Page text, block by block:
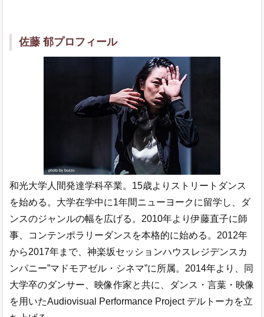
佐藤 郁プロフィール
和光大学人間発達学科卒業。15歳よりストリートダンス
を始める。大学在学中に1年間ニューヨークに留学し、ダ
ンスのジャンルの幅を広げる。2010年より伊藤直子に師
事、コンテンポラリーダンスを本格的に始める。2012年
から2017年まで、神楽坂セッションハウスレジデンスカ
ンパニー”マドモアゼル・シネマ”に所属。2014年より、同
大学卒のダンサー、映像作家と共に、ダンス・言葉・映像
を用いたAudiovisual Performance Project デルトーカを立